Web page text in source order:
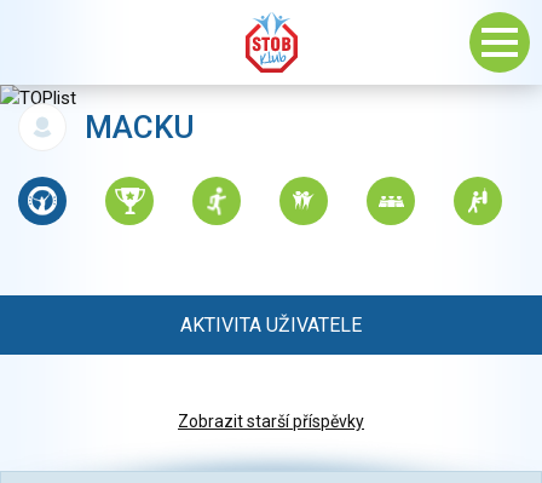
MACKU
AKTIVITA UŽIVATELE
Zobrazit starší příspěvky